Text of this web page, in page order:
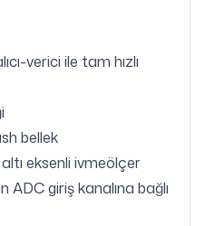
verici ile tam hızlı
bellek
eksenli ivmeölçer
giriş kanalına bağlı